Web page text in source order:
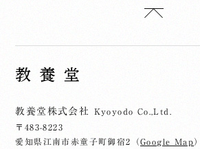
教養堂株式会社
Kyoyodo Co.,Ltd.
〒483-8223
愛知県江南市赤童子町御宿2（Google Map）